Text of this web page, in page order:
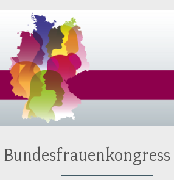
Bundesfrauenkongress